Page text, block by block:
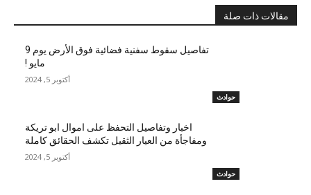
مقالات ذات صلة
حوادث
تفاصيل سقوط سفنية فضائية فوق الأرض يوم 9
مايو !
أكتوبر 5, 2024
حوادث
اخبار وتفاصيل التحفظ على اموال ابو تريكة
ومفاجأة من العيار الثقيل تكشف الحقائق كاملة
أكتوبر 5, 2024